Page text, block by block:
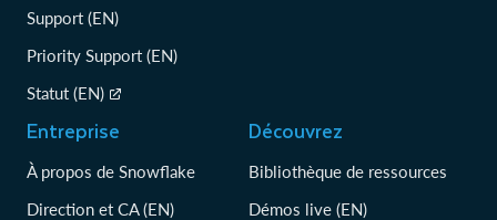
Support (EN)
Priority Support (EN)
Statut (EN)
Entreprise
À propos de Snowflake
Direction et CA (EN)
Découvrez
Bibliothèque de ressources
Démos live (EN)